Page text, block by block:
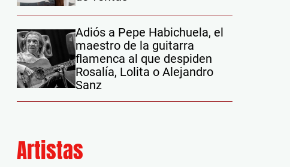
Adiós a Pepe Habichuela, el
maestro de la guitarra
flamenca al que despiden
Rosalía, Lolita o Alejandro
Sanz
Artistas